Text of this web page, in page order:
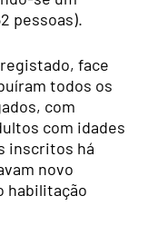
pessoas).
face
todos os
com
com idades
inscritos há
novo
habilitação